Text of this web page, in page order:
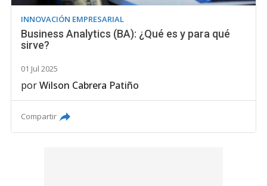
INNOVACIÓN EMPRESARIAL
Business Analytics (BA): ¿Qué es y para qué
sirve?
01 Jul 2025
porWilson Cabrera Patiño
Compartir